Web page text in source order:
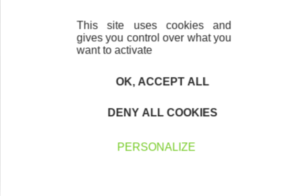
En savoir plus
projet entrepreneurial
This site uses cookies and
gives you control over what you
want to activate
OK, ACCEPT ALL
DENY ALL COOKIES
PERSONALIZE